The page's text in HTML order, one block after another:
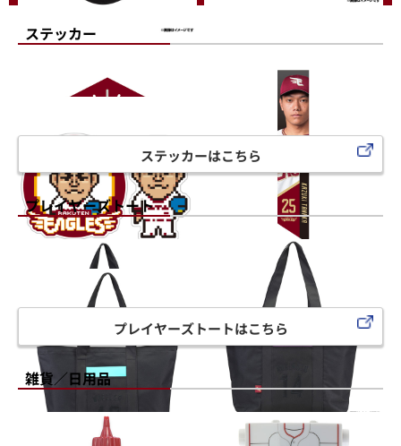
ステッカー
ステッカーはこちら
プレイヤーズトート
プレイヤーズトートはこちら
雑貨／日用品